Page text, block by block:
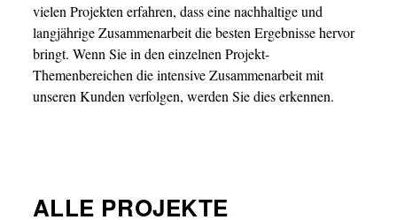
vielen Projekten erfahren, dass eine nachhaltige und
langjährige Zusammenarbeit die besten Ergebnisse hervor
bringt. Wenn Sie in den einzelnen Projekt-
Themenbereichen die intensive Zusammenarbeit mit
unseren Kunden verfolgen, werden Sie dies erkennen.
ALLE PROJEKTE